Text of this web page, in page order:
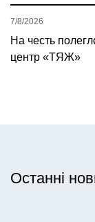
На честь
центр «ТЯЖ»
7/8/2026
Останні